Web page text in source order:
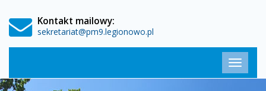
Legionowie
Kontakt mailowy:
sekretariat@pm9.legionowo.pl
główne